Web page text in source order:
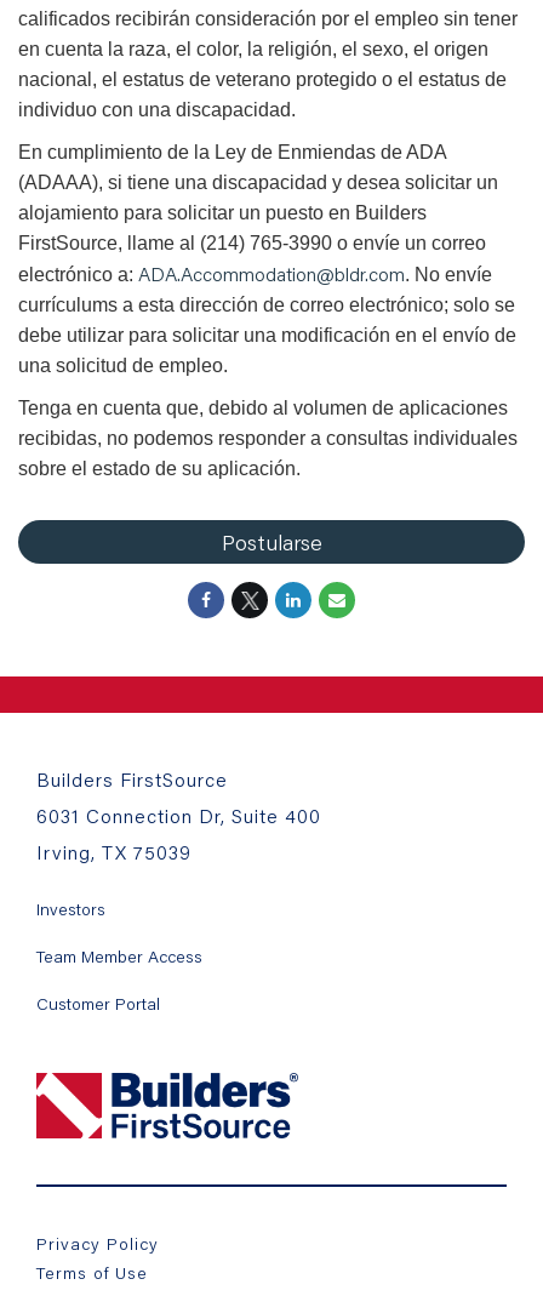
calificados recibirán consideración por el empleo sin tener
en cuenta la raza, el color, la religión, el sexo, el origen
nacional, el estatus de veterano protegido o el estatus de
individuo con una discapacidad.
En cumplimiento de la Ley de Enmiendas de ADA
(ADAAA), si tiene una discapacidad y desea solicitar un
alojamiento para solicitar un puesto en Builders
FirstSource, llame al (214) 765-3990 o envíe un correo
electrónico a: ADA.Accommodation@bldr.com. No envíe
currículums a esta dirección de correo electrónico; solo se
debe utilizar para solicitar una modificación en el envío de
una solicitud de empleo.
Tenga en cuenta que, debido al volumen de aplicaciones
recibidas, no podemos responder a consultas individuales
sobre el estado de su aplicación.
Postularse
Builders FirstSource
6031 Connection Dr, Suite 400
Irving, TX 75039
Investors
Team Member Access
Customer Portal
Privacy Policy
Terms of Use